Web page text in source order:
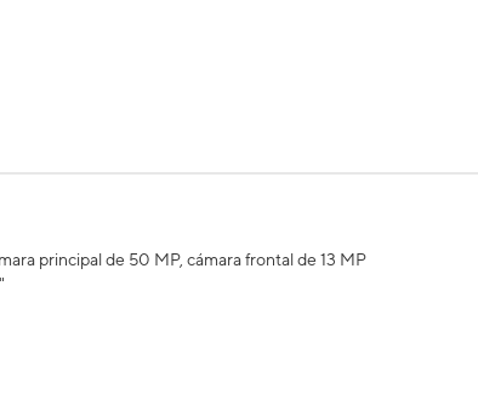
principal de 50 MP, cámara frontal de 13 MP